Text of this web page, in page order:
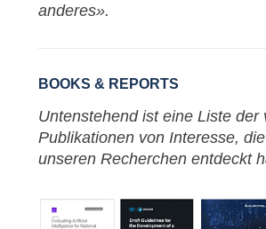
anderes».
BOOKS & REPORTS
Untenstehend ist eine Liste der
Publikationen von Interesse,
unseren Recherchen entdeckt